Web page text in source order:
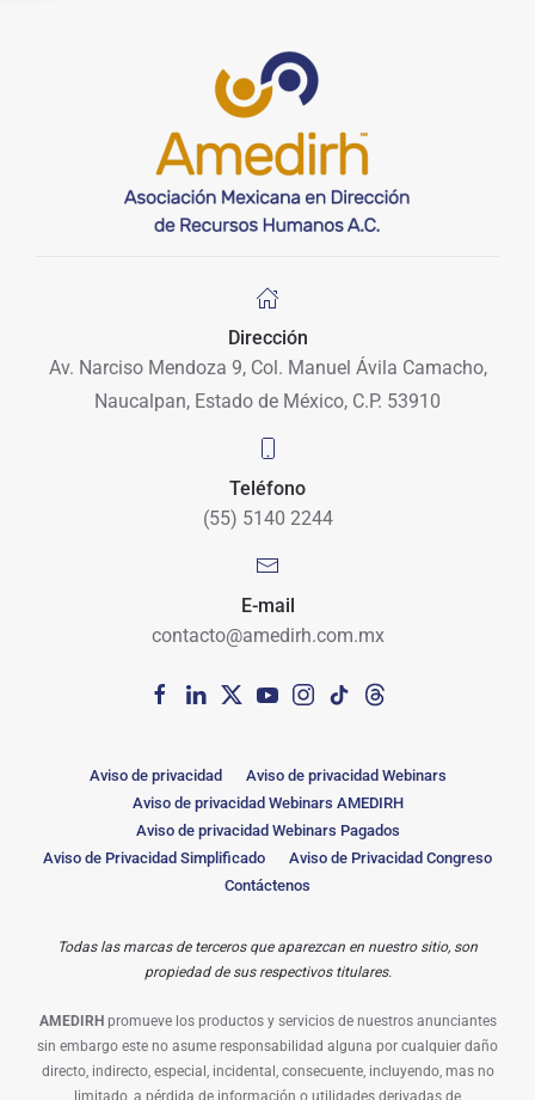
Dirección
Av. Narciso Mendoza 9, Col. Manuel Ávila Camacho,
Naucalpan, Estado de México, C.P. 53910
Teléfono
(55) 5140 2244
E-mail
contacto@amedirh.com.mx
Aviso de privacidad
Aviso de privacidad Webinars
Aviso de privacidad Webinars AMEDIRH
Aviso de privacidad Webinars Pagados
Aviso de Privacidad Simplificado
Aviso de Privacidad Congreso
Contáctenos
Todas las marcas de terceros que aparezcan en nuestro sitio, son
propiedad de sus respectivos titulares.
AMEDIRH promueve los productos y servicios de nuestros anunciantes
sin embargo este no asume responsabilidad alguna por cualquier daño
directo, indirecto, especial, incidental, consecuente, incluyendo, mas no